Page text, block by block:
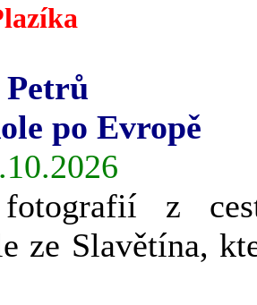
po Evropě
fotografií z
ze Slavětína,